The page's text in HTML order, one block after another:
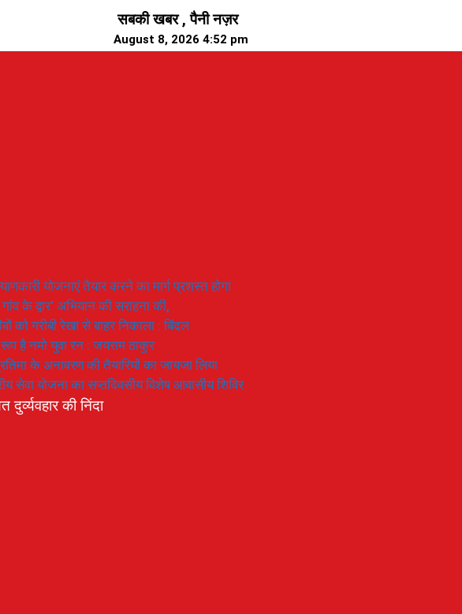
सबकी खबर , पैनी नज़र
August 8, 2026 4:52 pm
योजनाएं तैयार करने का मार्ग प्रशस्त होगा
के द्वार’ अभियान की सराहना की,
को गरीबी रेखा से बाहर निकाला : बिंदल
है नमो युवा रन : जयराम ठाकुर
के अनावरण की तैयारियों का जायजा लिया
सेवा योजना का सप्तदिवसीय विशेष आवासीय शिविर
की निंदा